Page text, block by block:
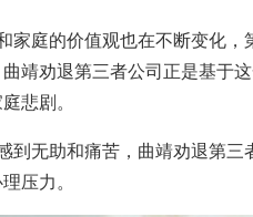
家庭的价值观也在不断变化
靖劝退第三者公司正是基于
悲剧。
无助和痛苦，曲靖劝退第
压力。